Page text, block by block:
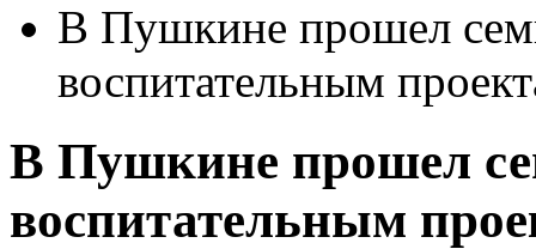
В Пушкине прошел
воспитательным
В Пушкине прошел
воспитательным